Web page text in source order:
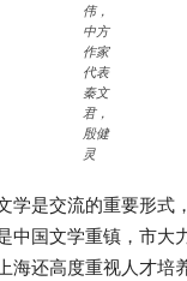
伟，
中方
作家
代表
秦文
君，
殷健
灵
学是交流的重要形式
中国文学重镇，市大
海还高度重视人才培